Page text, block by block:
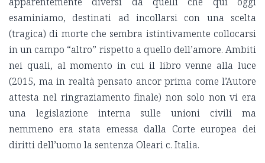
esaminiamo, destinati ad incollarsi con una scelta
(tragica) di morte che sembra istintivamente collocarsi
in un campo “altro” rispetto a quello dell’amore. Ambiti
nei quali, al momento in cui il libro venne alla luce
(2015, ma in realtà pensato ancor prima come l’Autore
attesta nel ringraziamento finale) non solo non vi era
una legislazione interna sulle unioni civili ma
nemmeno era stata emessa dalla Corte europea dei
diritti dell’uomo la sentenza Oleari c. Italia.